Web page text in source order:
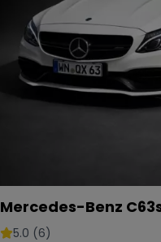
Mercedes-Benz
5.0 (6)